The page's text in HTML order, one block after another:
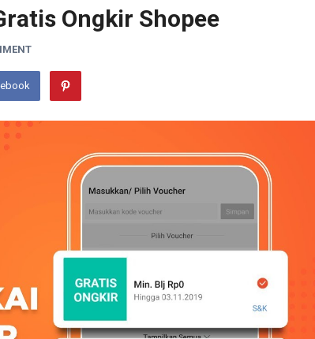
Ongkir Shopee